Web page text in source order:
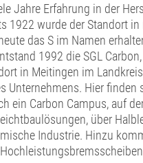
Jahre Erfahrung in der
1922 wurde der Standort
das S im Namen
1992 die SGL
in Meitingen im
Hier finden
ein Carbon Campus, auf
über
Industrie. Hinzu